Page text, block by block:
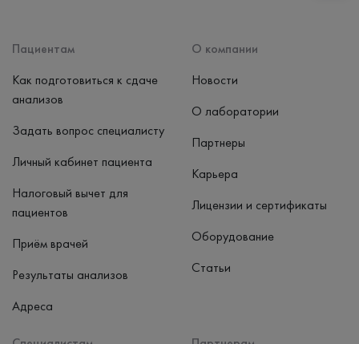
Пациентам
Как подготовиться к сдаче
анализов
Задать вопрос специалисту
Личный кабинет пациента
Налоговый вычет для
пациентов
Приём врачей
Результаты анализов
Адреса
О компании
Новости
О лаборатории
Партнеры
Карьера
Лицензии и сертификаты
Оборудование
Статьи